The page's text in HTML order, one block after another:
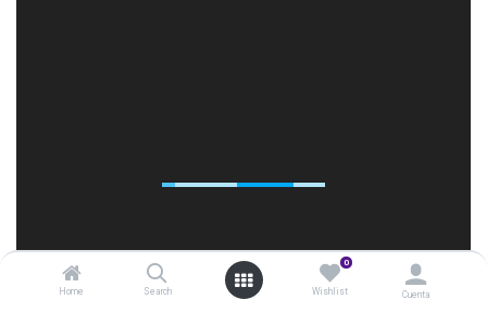
Home Search
0
Wishlist Cuenta